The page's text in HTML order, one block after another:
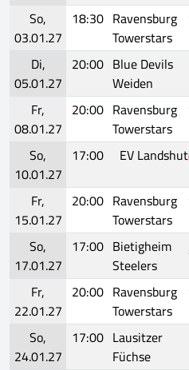
So,
03.01.27
18:30 Ravensburg
Towerstars
Di,
05.01.27
20:00 Blue Devils
Weiden
Fr,
08.01.27
20:00 Ravensburg
Towerstars
So,
10.01.27
17:00 EV Landshut
Fr,
15.01.27
20:00 Ravensburg
Towerstars
So,
17.01.27
17:00 Bietigheim
Steelers
Fr,
22.01.27
20:00 Ravensburg
Towerstars
So,
24.01.27
17:00 Lausitzer
Füchse